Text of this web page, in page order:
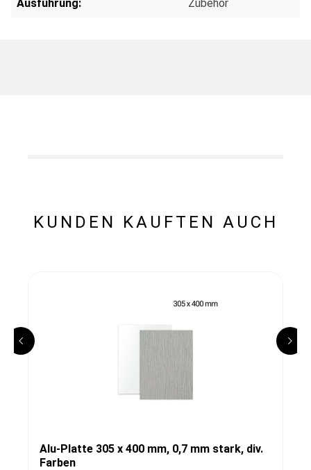
Ausführung: Zubehör
KUNDEN KAUFTEN AUCH
Alu-Platte 305 x 400 mm, 0,7 mm stark, div.
Farben